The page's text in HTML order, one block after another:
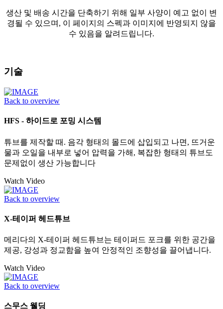
생산 및 배송 시간을 단축하기 위해 일부 사양이 예고 없이 변
경될 수 있으며, 이 페이지의 스펙과 이미지에 반영되지 않을
수 있음을 알려드립니다.
기술
Back to overview
HFS - 하이드로 포밍 시스템
튜브를 제작할 때. 음각 형태의 몰드에 삽입되고 나면, 뜨거운
물과 오일을 내부로 넣어 압력을 가해, 복잡한 형태의 튜브도
문제없이 생산 가능합니다
Watch Video
Back to overview
X-테이퍼 헤드튜브
메리다의 X-테이퍼 헤드튜브는 테이퍼드 포크를 위한 공간을
제공, 강성과 정교함을 높여 안정적인 조향성을 끌어냅니다.
Watch Video
Back to overview
스무스 웰딩